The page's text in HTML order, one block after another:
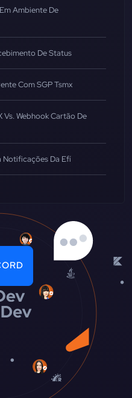
Ambiente De
De Status
Com SGP Tsmx
Vs. Webhook Cartão De
Notificações Da Efí